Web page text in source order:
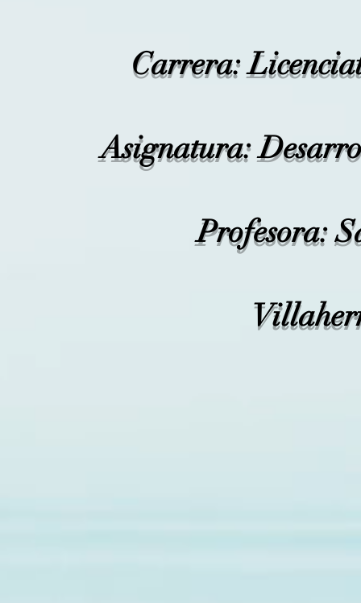
Carrera:
Asignatura:
Profesora: